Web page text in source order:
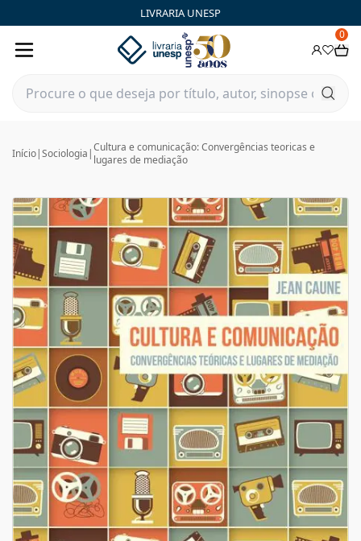
LIVRARIA UNESP
0
Início|Sociologia |Cultura e comunicação: Convergências teoricas e
lugares de mediação